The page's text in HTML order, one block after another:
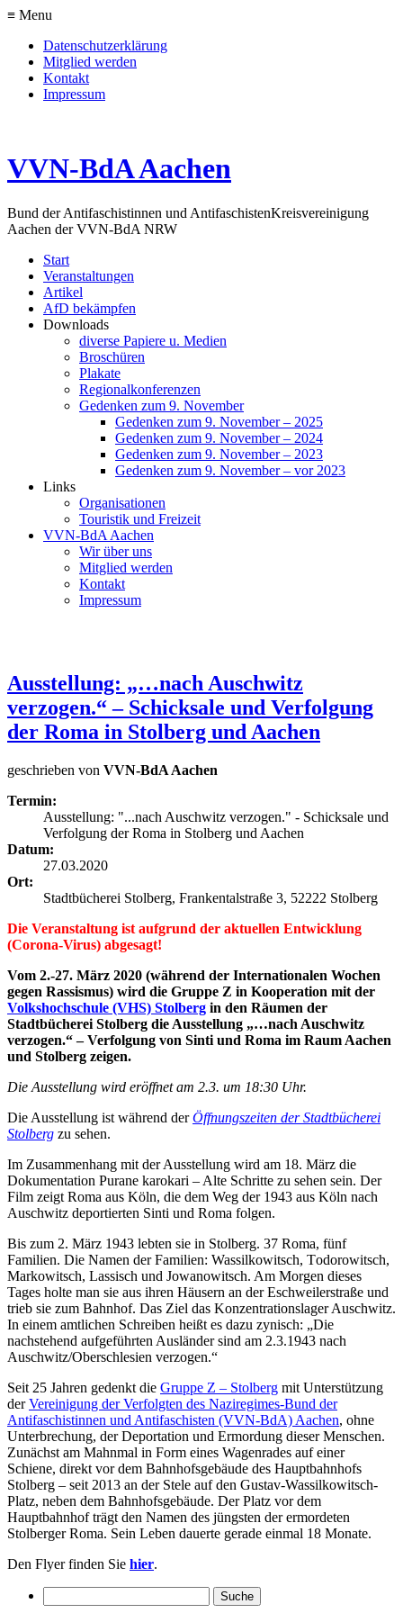
≡ Menu
Datenschutzerklärung
Mitglied werden
Kontakt
Impressum
VVN-BdA Aachen
Bund der Antifaschistinnen und AntifaschistenKreisvereinigung
Aachen der VVN-BdA NRW
Start
Veranstaltungen
Artikel
AfD bekämpfen
Downloads
diverse Papiere u. Medien
Broschüren
Plakate
Regionalkonferenzen
Gedenken zum 9. November
Gedenken zum 9. November – 2025
Gedenken zum 9. November – 2024
Gedenken zum 9. November – 2023
Gedenken zum 9. November – vor 2023
Links
Organisationen
Touristik und Freizeit
VVN-BdA Aachen
Wir über uns
Mitglied werden
Kontakt
Impressum
Ausstellung: „…nach Auschwitz
verzogen.“ – Schicksale und Verfolgung
der Roma in Stolberg und Aachen
geschrieben von VVN-BdA Aachen
Termin:
Ausstellung: "...nach Auschwitz verzogen." - Schicksale und
Verfolgung der Roma in Stolberg und Aachen
Datum:
27.03.2020
Ort:
Stadtbücherei Stolberg, Frankentalstraße 3, 52222 Stolberg
Die Veranstaltung ist aufgrund der aktuellen Entwicklung
(Corona-Virus) abgesagt!
Vom 2.-27. März 2020 (während der Internationalen Wochen
gegen Rassismus) wird die Gruppe Z in Kooperation mit der
Volkshochschule (VHS) Stolberg in den Räumen der
Stadtbücherei Stolberg die Ausstellung „…nach Auschwitz
verzogen.“ – Verfolgung von Sinti und Roma im Raum Aachen
und Stolberg zeigen.
Die Ausstellung wird eröffnet am 2.3. um 18:30 Uhr.
Die Ausstellung ist während derÖffnungszeiten der Stadtbücherei
Stolberg zu sehen.
Im Zusammenhang mit der Ausstellung wird am 18. März die
Dokumentation Purane karokari – Alte Schritte zu sehen sein. Der
Film zeigt Roma aus Köln, die dem Weg der 1943 aus Köln nach
Auschwitz deportierten Sinti und Roma folgen.
Bis zum 2. März 1943 lebten sie in Stolberg. 37 Roma, fünf
Familien. Die Namen der Familien: Wassilkowitsch, Todorowitsch,
Markowitsch, Lassisch und Jowanowitsch. Am Morgen dieses
Tages holte man sie aus ihren Häusern an der Eschweilerstraße und
trieb sie zum Bahnhof. Das Ziel das Konzentrationslager Auschwitz.
In einem amtlichen Schreiben heißt es dazu zynisch: „Die
nachstehend aufgeführten Ausländer sind am 2.3.1943 nach
Auschwitz/Oberschlesien verzogen.“
Seit 25 Jahren gedenkt die Gruppe Z – Stolberg mit Unterstützung
derVereinigung der Verfolgten des Naziregimes-Bund der
Antifaschistinnen und Antifaschisten (VVN-BdA) Aachen, ohne
Unterbrechung, der Deportation und Ermordung dieser Menschen.
Zunächst am Mahnmal in Form eines Wagenrades auf einer
Schiene, direkt vor dem Bahnhofsgebäude des Hauptbahnhofs
Stolberg – seit 2013 an der Stele auf den Gustav-Wassilkowitsch-
Platz, neben dem Bahnhofsgebäude. Der Platz vor dem
Hauptbahnhof trägt den Namen des jüngsten der ermordeten
Stolberger Roma. Sein Leben dauerte gerade einmal 18 Monate.
Den Flyer finden Sie hier.